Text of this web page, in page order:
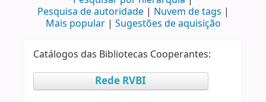
Pesquisa de autoridade
Nuvem de tags
Mais popular
Sugestões de aquisição
Catálogos das Bibliotecas Cooperantes:
Rede RVBI